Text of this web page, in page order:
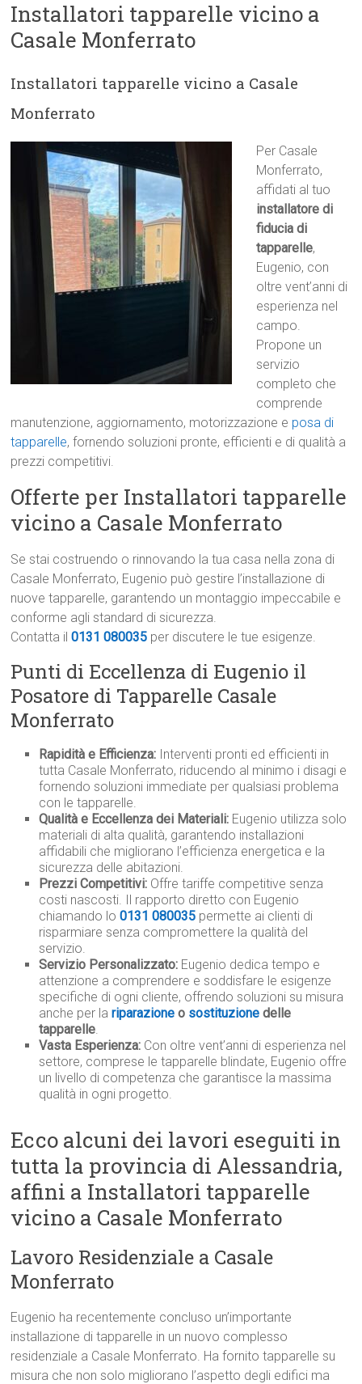
Installatori tapparelle vicino a
Casale Monferrato
Installatori tapparelle vicino a Casale
Monferrato
Per Casale
Monferrato,
affidati al tuo
installatore di
fiducia di
tapparelle,
Eugenio, con
oltre vent’anni di
esperienza nel
campo.
Propone un
servizio
completo che
comprende
manutenzione, aggiornamento, motorizzazione e posa di
tapparelle, fornendo soluzioni pronte, efficienti e di qualità a
prezzi competitivi.
Offerte per Installatori tapparelle
vicino a Casale Monferrato
Se stai costruendo o rinnovando la tua casa nella zona di
Casale Monferrato, Eugenio può gestire l’installazione di
nuove tapparelle, garantendo un montaggio impeccabile e
conforme agli standard di sicurezza.
Contatta il0131 080035 per discutere le tue esigenze.
Punti di Eccellenza di Eugenio il
Posatore di Tapparelle Casale
Monferrato
Rapidità e Efficienza: Interventi pronti ed efficienti in
tutta Casale Monferrato, riducendo al minimo i disagi e
fornendo soluzioni immediate per qualsiasi problema
con le tapparelle.
Qualità e Eccellenza dei Materiali: Eugenio utilizza solo
materiali di alta qualità, garantendo installazioni
affidabili che migliorano l’efficienza energetica e la
sicurezza delle abitazioni.
Prezzi Competitivi: Offre tariffe competitive senza
costi nascosti. Il rapporto diretto con Eugenio
chiamando lo0131 080035 permette ai clienti di
risparmiare senza compromettere la qualità del
servizio.
Servizio Personalizzato: Eugenio dedica tempo e
attenzione a comprendere e soddisfare le esigenze
specifiche di ogni cliente, offrendo soluzioni su misura
anche per lariparazioneo sostituzione delle
tapparelle.
Vasta Esperienza: Con oltre vent’anni di esperienza nel
settore, comprese le tapparelle blindate, Eugenio offre
un livello di competenza che garantisce la massima
qualità in ogni progetto.
Ecco alcuni dei lavori eseguiti in
tutta la provincia di Alessandria,
affini a Installatori tapparelle
vicino a Casale Monferrato
Lavoro Residenziale a Casale
Monferrato
Eugenio ha recentemente concluso un’importante
installazione di tapparelle in un nuovo complesso
residenziale a Casale Monferrato. Ha fornito tapparelle su
misura che non solo migliorano l’aspetto degli edifici ma